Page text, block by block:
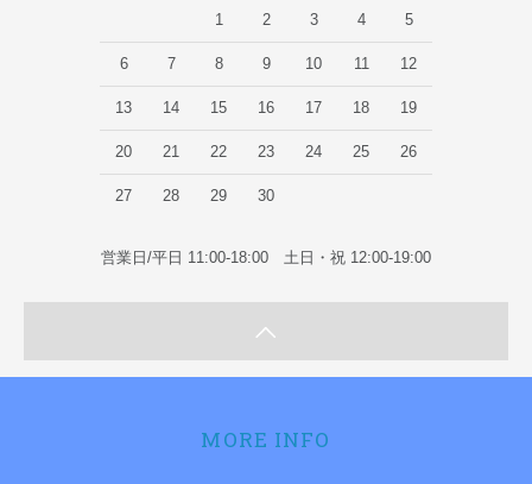
1 2 3 4 5
6 7 8 9 10 11 12
13 14 15 16 17 18 19
20 21 22 23 24 25 26
27 28 29 30
営業日/平日 11:00-18:00 土日・祝 12:00-19:00
MORE INFO